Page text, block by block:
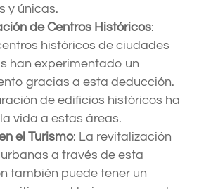
y únicas.
de Centros Históricos:
históricos de ciudades
han experimentado un
gracias a esta deducción.
de edificios históricos ha
vida a estas áreas.
el Turismo: La revitalización
a través de esta
también puede tener un